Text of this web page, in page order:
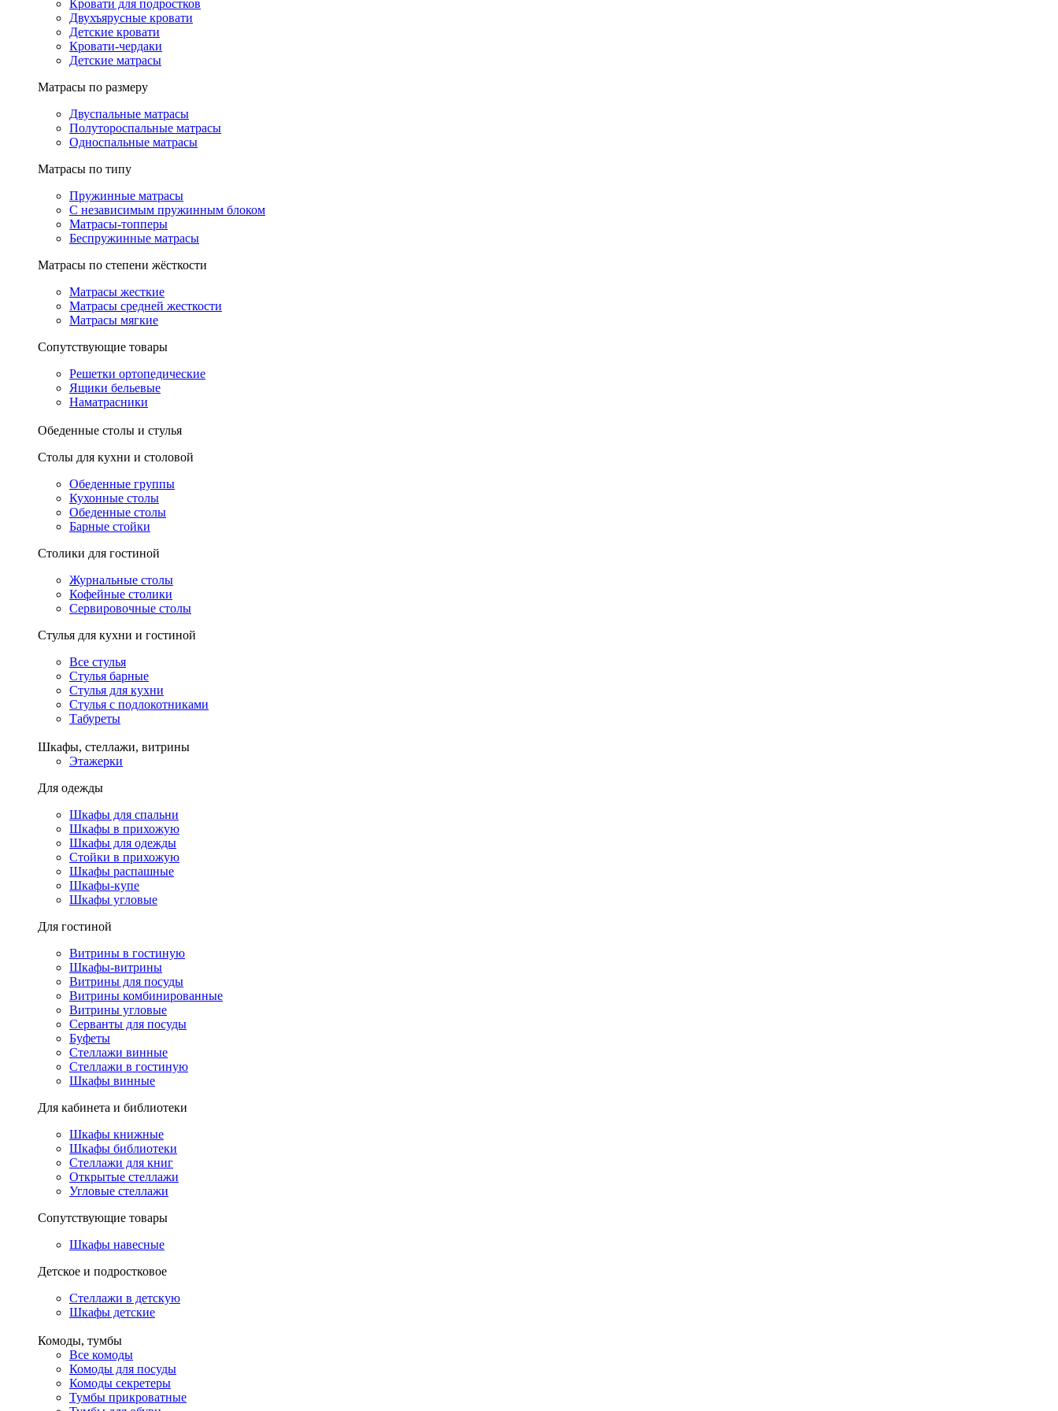
Кровати для подростков
Двухъярусные кровати
Детские кровати
Кровати-чердаки
Детские матрасы
Матрасы по размеру
Двуспальные матрасы
Полутороспальные матрасы
Односпальные матрасы
Матрасы по типу
Пружинные матрасы
С независимым пружинным блоком
Матрасы-топперы
Беспружинные матрасы
Матрасы по степени жёсткости
Матрасы жесткие
Матрасы средней жесткости
Матрасы мягкие
Сопутствующие товары
Решетки ортопедические
Ящики бельевые
Наматрасники
Обеденные столы и стулья
Столы для кухни и столовой
Обеденные группы
Кухонные столы
Обеденные столы
Барные стойки
Столики для гостиной
Журнальные столы
Кофейные столики
Сервировочные столы
Стулья для кухни и гостиной
Все стулья
Стулья барные
Стулья для кухни
Стулья с подлокотниками
Табуреты
Шкафы, стеллажи, витрины
Этажерки
Для одежды
Шкафы для спальни
Шкафы в прихожую
Шкафы для одежды
Стойки в прихожую
Шкафы распашные
Шкафы-купе
Шкафы угловые
Для гостиной
Витрины в гостиную
Шкафы-витрины
Витрины для посуды
Витрины комбинированные
Витрины угловые
Серванты для посуды
Буфеты
Стеллажи винные
Стеллажи в гостиную
Шкафы винные
Для кабинета и библиотеки
Шкафы книжные
Шкафы библиотеки
Стеллажи для книг
Открытые стеллажи
Угловые стеллажи
Сопутствующие товары
Шкафы навесные
Детское и подростковое
Стеллажи в детскую
Шкафы детские
Комоды, тумбы
Все комоды
Комоды для посуды
Комоды секретеры
Тумбы прикроватные